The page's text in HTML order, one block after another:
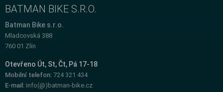
BATMAN BIKE S.R.O.
Batman Bike s.r.o.
Mladcovská 388
760 01 Zlín
Otevřeno Út, St, Čt, Pá 17-18
Mobilní telefon: 724 321 434
E-mail: info(@)batman-bike.cz